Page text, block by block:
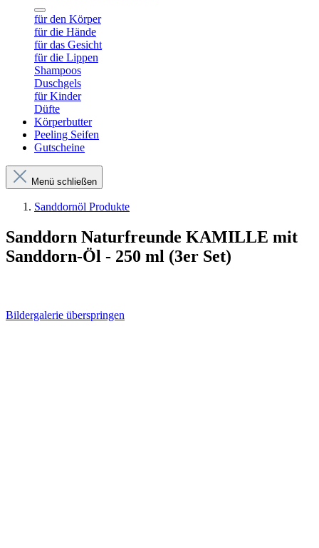
für den Körper
für die Hände
für das Gesicht
für die Lippen
Shampoos
Duschgels
für Kinder
Düfte
Körperbutter
Peeling Seifen
Gutscheine
Menü schließen
Sanddornöl Produkte
Sanddorn Naturfreunde KAMILLE mit
Sanddorn-Öl - 250 ml (3er Set)
Bildergalerie überspringen